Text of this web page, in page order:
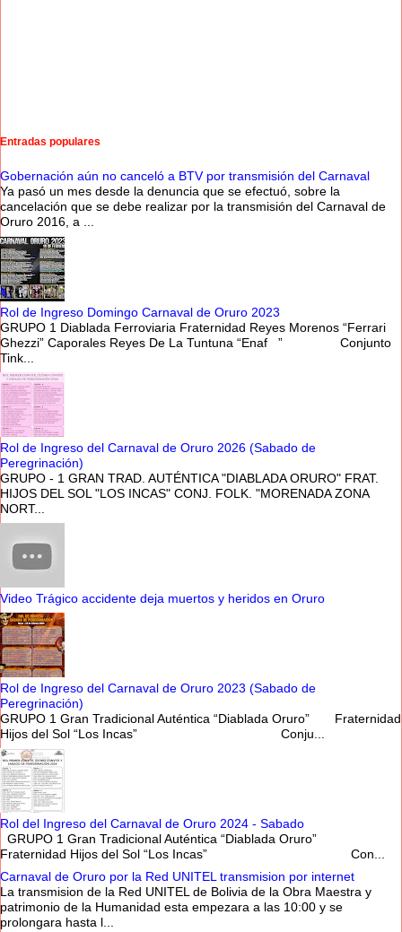
Entradas populares
Gobernación aún no canceló a BTV por transmisión del Carnaval
Ya pasó un mes desde la denuncia que se efectuó, sobre la
cancelación que se debe realizar por la transmisión del Carnaval de
Oruro 2016, a ...
Rol de Ingreso Domingo Carnaval de Oruro 2023
GRUPO 1 Diablada Ferroviaria Fraternidad Reyes Morenos “Ferrari
Ghezzi” Caporales Reyes De La Tuntuna “Enaf ” Conjunto
Tink...
Rol de Ingreso del Carnaval de Oruro 2026 (Sabado de
Peregrinación)
GRUPO - 1 GRAN TRAD. AUTÉNTICA "DIABLADA ORURO" FRAT.
HIJOS DEL SOL "LOS INCAS" CONJ. FOLK. "MORENADA ZONA
NORT...
Video Trágico accidente deja muertos y heridos en Oruro
Rol de Ingreso del Carnaval de Oruro 2023 (Sabado de
Peregrinación)
GRUPO 1 Gran Tradicional Auténtica “Diablada Oruro” Fraternidad
Hijos del Sol “Los Incas” Conju...
Rol del Ingreso del Carnaval de Oruro 2024 - Sabado
GRUPO 1 Gran Tradicional Auténtica “Diablada Oruro”
Fraternidad Hijos del Sol “Los Incas” Con...
Carnaval de Oruro por la Red UNITEL transmision por internet
La transmision de la Red UNITEL de Bolivia de la Obra Maestra y
patrimonio de la Humanidad esta empezara a las 10:00 y se
prolongara hasta l...